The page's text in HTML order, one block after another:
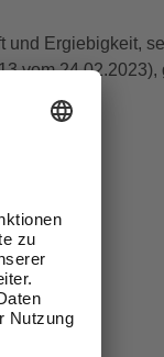
Ergiebigkeit,
vom